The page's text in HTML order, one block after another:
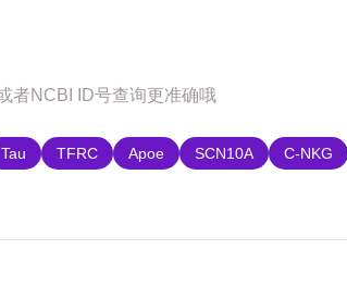
Tau TFRC Apoe SCN10A C-NKG